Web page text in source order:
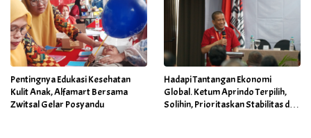
Pentingnya Edukasi Kesehatan
Kulit Anak, Alfamart Bersama
Zwitsal Gelar Posyandu
Hadapi Tantangan Ekonomi
Global. Ketum Aprindo Terpilih,
Solihin, Prioritaskan Stabilitas dan